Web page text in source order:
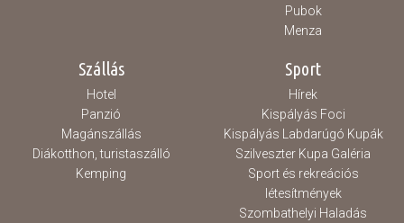
Pubok
Menza
Szállás
Hotel
Panzió
Magánszállás
Diákotthon, turistaszálló
Kemping
Sport
Hírek
Kispályás Foci
Kispályás Labdarúgó Kupák
Szilveszter Kupa Galéria
Sport és rekreációs
létesítmények
Szombathelyi Haladás